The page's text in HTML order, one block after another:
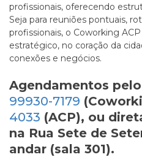
profissionais, oferecendo
Seja para reuniões pontuais,
profissionais, o Coworking
estratégico, no coração da
conexões e negócios.
Agendamentos
99930-7179
4033 (ACP), ou
na Rua Sete de
andar (sala 301).